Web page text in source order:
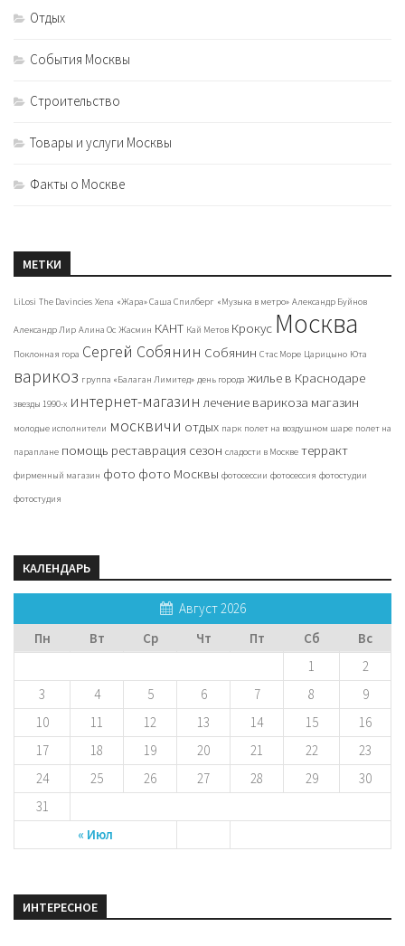
Отдых
События Москвы
Строительство
Товары и услуги Москвы
Факты о Москве
МЕТКИ
LiLosi The Davincies Xena «Жара» Саша Спилберг «Музыка в метро» Александр Буйнов
Александр Лир Алина Ос Жасмин КАНТ Кай Метов Крокус Москва
Поклонная гора Сергей Собянин Собянин Стас Море Царицыно Юта
варикоз группа «Балаган Лимитед» день города жилье в Краснодаре
звезды 1990-х интернет-магазин лечение варикоза магазин
молодые исполнители москвичи отдых парк полет на воздушном шаре полет на
параплане помощь реставрация сезон сладости в Москве терракт
фирменный магазин фото фото Москвы фотосессии фотосессия фотостудии
фотостудия
КАЛЕНДАРЬ
Август 2026
Пн
Вт Ср Чт Пт Сб Вс
« Июл
1
2
3
4 5 6 7 8
9
10
11 12 13 14 15
16
17
18 19 20 21 22
23
24
25 26 27 28 29
30
31
ИНТЕРЕСНОЕ